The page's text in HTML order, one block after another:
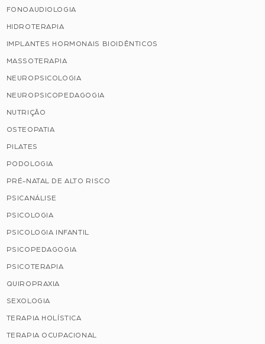
FONOAUDIOLOGIA
HIDROTERAPIA
IMPLANTES HORMONAIS BIOIDÊNTICOS
MASSOTERAPIA
NEUROPSICOLOGIA
NEUROPSICOPEDAGOGIA
NUTRIÇÃO
OSTEOPATIA
PILATES
PODOLOGIA
PRÉ-NATAL DE ALTO RISCO
PSICANÁLISE
PSICOLOGIA
PSICOLOGIA INFANTIL
PSICOPEDAGOGIA
PSICOTERAPIA
QUIROPRAXIA
SEXOLOGIA
TERAPIA HOLÍSTICA
TERAPIA OCUPACIONAL